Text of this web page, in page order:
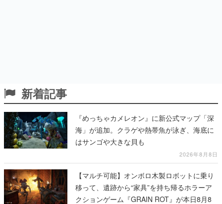
新着記事
『めっちゃカメレオン』に新公式マップ「深
海」が追加。クラゲや熱帯魚が泳ぎ、海底に
はサンゴや大きな貝も
2026年8月8日
【マルチ可能】オンボロ木製ロボットに乗り
移って、遺跡から“家具”を持ち帰るホラーア
クションゲーム『GRAIN ROT』が本日8月8